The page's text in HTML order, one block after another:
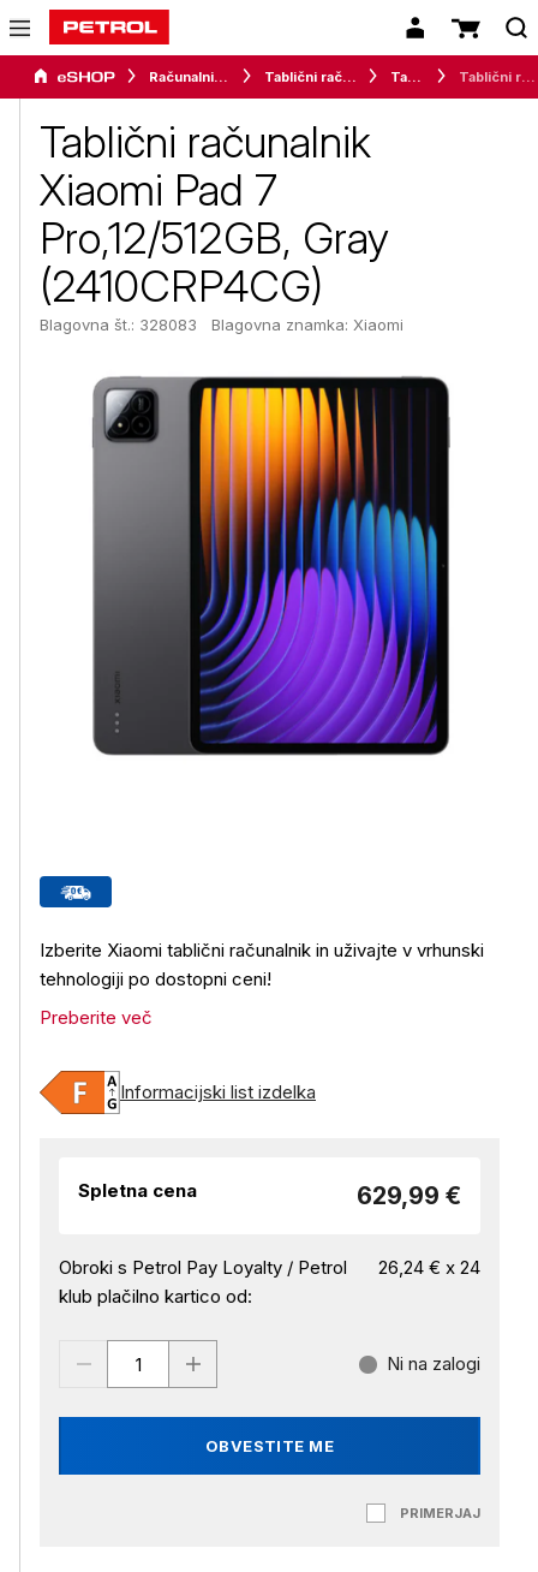
Računalništvo Tablični računalniki in dodatki Tablice
Tablični računalnik
Xiaomi Pad 7
Pro,12/512GB, Gray
(2410CRP4CG)
Blagovna št.: 328083 Blagovna znamka: Xiaomi
Izberite Xiaomi tablični računalnik in uživajte v vrhunski
tehnologiji po dostopni ceni!
Preberite več
Informacijski list izdelka
Spletna cena 629,99 €
Obroki s Petrol Pay Loyalty / Petrol
klub plačilno kartico od:
26,24 € x 24
OBVESTITE ME
Ni na zalogi
PRIMERJAJ